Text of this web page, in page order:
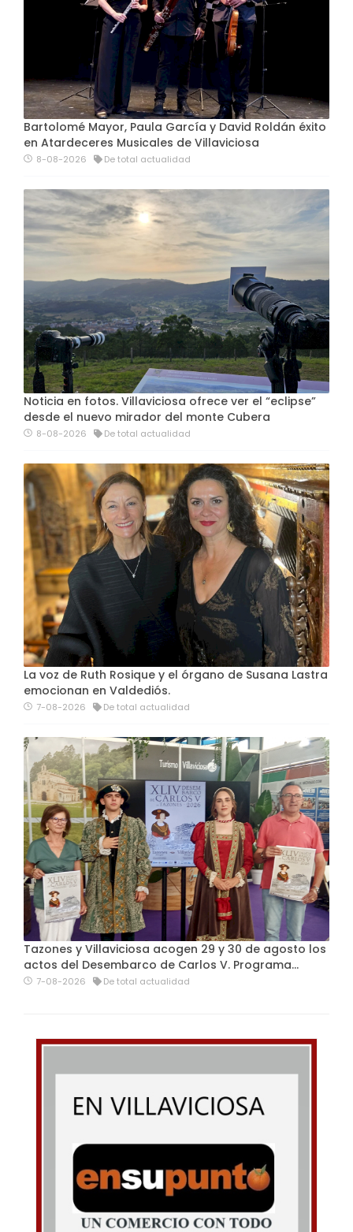
Bartolomé Mayor, Paula García y David Roldán éxito
en Atardeceres Musicales de Villaviciosa
8-08-2026 De total actualidad
Noticia en fotos. Villaviciosa ofrece ver el “eclipse”
desde el nuevo mirador del monte Cubera
8-08-2026 De total actualidad
La voz de Ruth Rosique y el órgano de Susana Lastra
emocionan en Valdediós.
7-08-2026 De total actualidad
Tazones y Villaviciosa acogen 29 y 30 de agosto los
actos del Desembarco de Carlos V. Programa…
7-08-2026 De total actualidad